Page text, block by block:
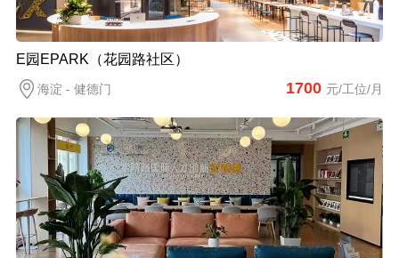
E园EPARK（花园路社区）
海淀 - 健德门 1700 元/工位/月